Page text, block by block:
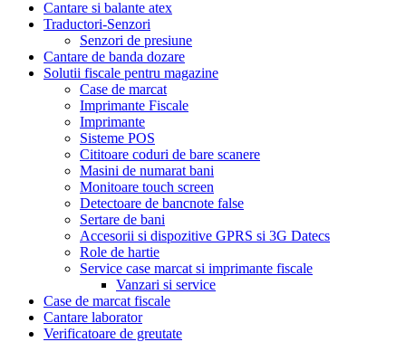
Cantare si balante atex
Traductori-Senzori
Senzori de presiune
Cantare de banda dozare
Solutii fiscale pentru magazine
Case de marcat
Imprimante Fiscale
Imprimante
Sisteme POS
Cititoare coduri de bare scanere
Masini de numarat bani
Monitoare touch screen
Detectoare de bancnote false
Sertare de bani
Accesorii si dispozitive GPRS si 3G Datecs
Role de hartie
Service case marcat si imprimante fiscale
Vanzari si service
Case de marcat fiscale
Cantare laborator
Verificatoare de greutate